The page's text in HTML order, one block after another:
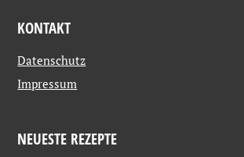
KONTAKT
Datenschutz
Impressum
NEUESTE REZEPTE